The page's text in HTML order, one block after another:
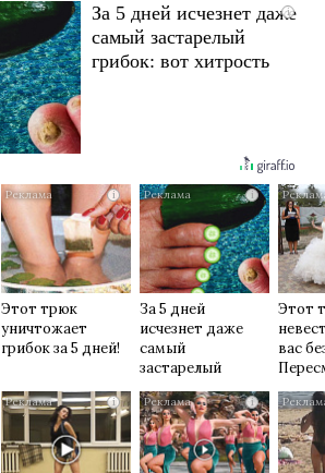
i
За 5 дней исчезнет даже
самый застарелый
грибок: вот хитрость
i
Этот трюк
уничтожает
грибок за 5 дней!
i
За 5 дней
исчезнет даже
самый
застарелый
грибок: вот
хитрость
Этот
вас
раз
i i